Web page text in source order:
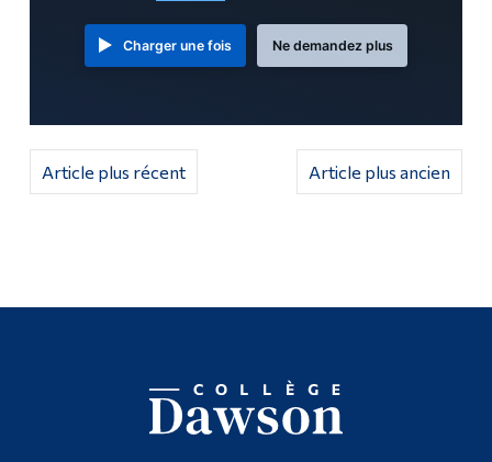
Charger une fois Ne demandez plus
Article plus ancien
Article plus récent